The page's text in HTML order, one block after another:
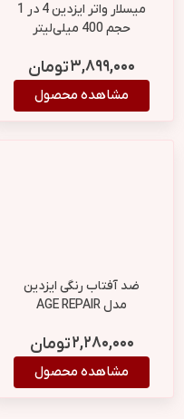
میسلار واتر ایزدین 4 در 1
حجم 400 میلی‌لیتر
۳,۸۹۹,۰۰۰تومان
مشاهده محصول
ضد آفتاب رنگی ایزدین
مدل AGE REPAIR
۲,۲۸۰,۰۰۰تومان
مشاهده محصول